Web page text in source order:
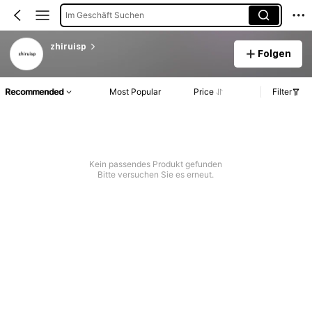
Im Geschäft Suchen
zhiruisp
Folgen
Recommended Most Popular Price Filter
Kein passendes Produkt gefunden
Bitte versuchen Sie es erneut.